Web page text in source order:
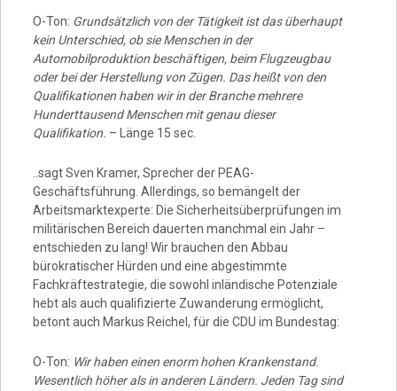
O-Ton: Grundsätzlich von der Tätigkeit ist das überhaupt
kein Unterschied, ob sie Menschen in der
Automobilproduktion beschäftigen, beim Flugzeugbau
oder bei der Herstellung von Zügen. Das heißt von den
Qualifikationen haben wir in der Branche mehrere
Hunderttausend Menschen mit genau dieser
Qualifikation. – Länge 15 sec.
..sagt Sven Kramer, Sprecher der PEAG-
Geschäftsführung. Allerdings, so bemängelt der
Arbeitsmarktexperte: Die Sicherheitsüberprüfungen im
militärischen Bereich dauerten manchmal ein Jahr –
entschieden zu lang! Wir brauchen den Abbau
bürokratischer Hürden und eine abgestimmte
Fachkräftestrategie, die sowohl inländische Potenziale
hebt als auch qualifizierte Zuwanderung ermöglicht,
betont auch Markus Reichel, für die CDU im Bundestag:
O-Ton: Wir haben einen enorm hohen Krankenstand.
Wesentlich höher als in anderen Ländern. Jeden Tag sind